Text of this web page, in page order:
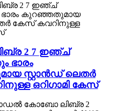
2 7 ഇഞ്ച്
ഭാരം
സ്റ്റാൻഡ് ലെതർ
ഒറിഗാമി കേസ്
കോബോ ലിബ്ര 2